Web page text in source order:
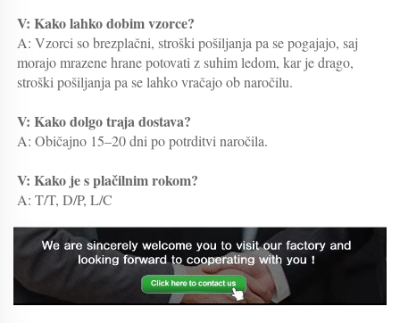
V: Kako lahko dobim vzorce?
A: Vzorci so brezplačni, stroški pošiljanja pa se pogajajo, saj
morajo mrazene hrane potovati z suhim ledom, kar je drago,
stroški pošiljanja pa se lahko vračajo ob naročilu.
V: Kako dolgo traja dostava?
A: Običajno 15–20 dni po potrditvi naročila.
V: Kako je s plačilnim rokom?
A: T/T, D/P, L/C